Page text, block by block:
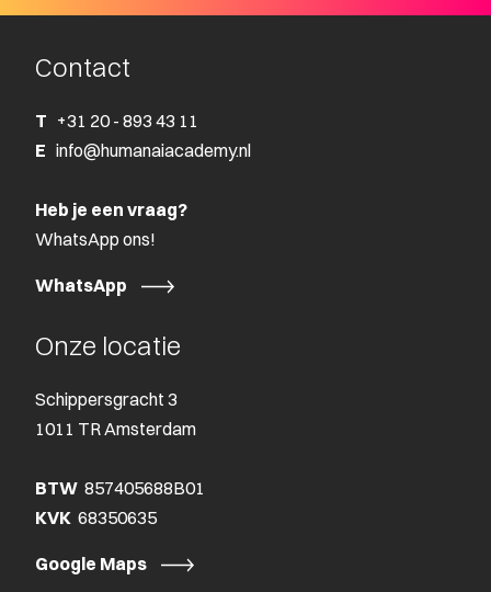
Contact
T +31 20 - 893 43 11
E info@humanaiacademy.nl
Heb je een vraag?
WhatsApp ons!
WhatsApp
Onze locatie
Schippersgracht 3
1011 TR Amsterdam
BTW 857405688B01
KVK 68350635
Google Maps